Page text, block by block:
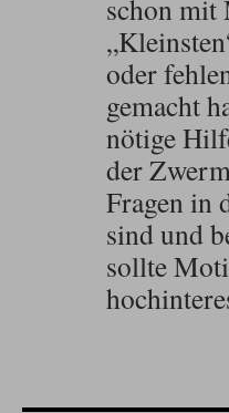
schon mit
oder
gemacht
nötige
der
Fragen in
sind und
sollte